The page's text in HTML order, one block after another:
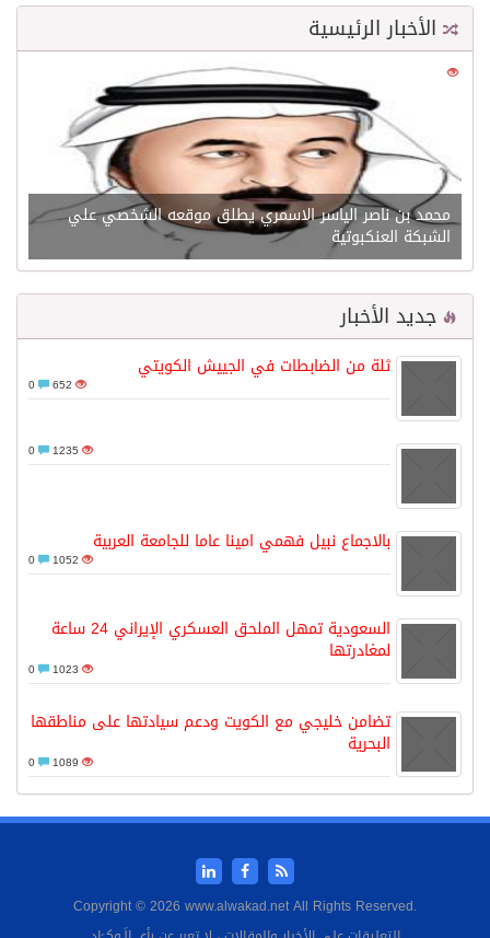
الأخبار الرئيسية
21641
محمد بن ناصر الياسر الاسمري يطلق موقعه الشخصي علي
الشبكة العنكبوتية
جديد الأخبار
ثلة من الضابطات في الجييش الكويتي
652
1235
بالاجماع نبيل فهمي امينا عاما للجامعة العربية
1052
السعودية تمهل الملحق العسكري الإيراني 24 ساعة
لمغادرتها
1023
تضامن خليجي مع الكويت ودعم سيادتها على مناطقها
البحرية
1089
Copyright © 2026 www.alwakad.net All Rights Reserved.